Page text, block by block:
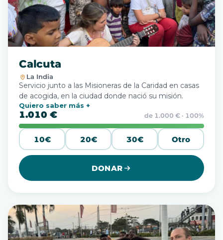
Calcuta
La India
Servicio junto a las Misioneras de la Caridad en casas
de acogida, en la ciudad donde nació su misión.
Quiero saber más
1.010 € de 1.000 € · 100%
10€ 20€ 30€ Otro
DONAR